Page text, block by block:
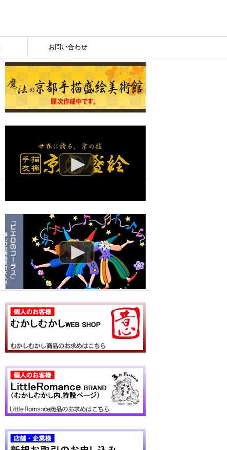
お問い合わせ